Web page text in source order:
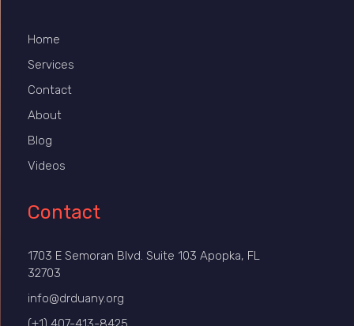
Home
Services
Contact
About
Blog
Videos
Contact
1703 E Semoran Blvd. Suite 103 Apopka, FL
32703
info@drduany.org